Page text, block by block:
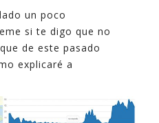
un poco
si te digo que no
de este pasado
explicaré a